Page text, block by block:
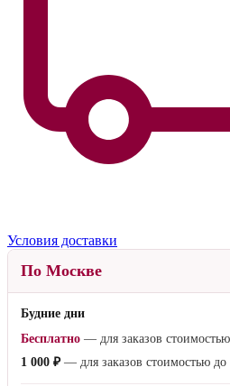
Условия доставки
По Москве
Будние дни
Бесплатно — для заказов
1 000 ₽— для заказов стоимостью до